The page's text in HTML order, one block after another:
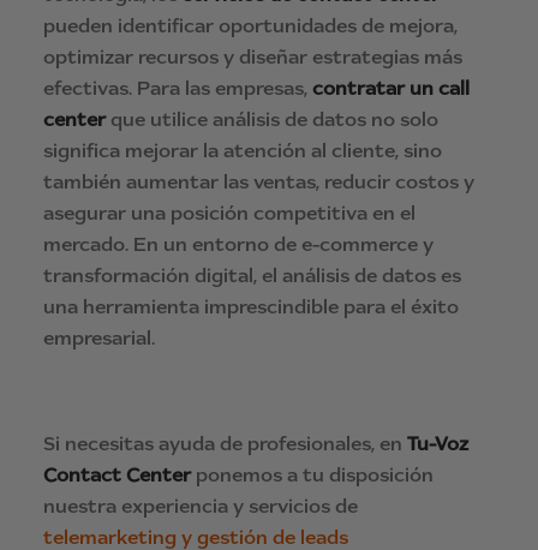
pueden identificar oportunidades de mejora,
optimizar recursos y diseñar estrategias más
efectivas. Para las empresas, contratar un call
centerque utilice análisis de datos no solo
significa mejorar la atención al cliente, sino
también aumentar las ventas, reducir costos y
asegurar una posición competitiva en el
mercado. En un entorno de e-commerce y
transformación digital, el análisis de datos es
una herramienta imprescindible para el éxito
empresarial.
Si necesitas ayuda de profesionales, en Tu-Voz
Contact Centerponemos a tu disposición
nuestra experiencia y servicios de
telemarketing y gestión de leads